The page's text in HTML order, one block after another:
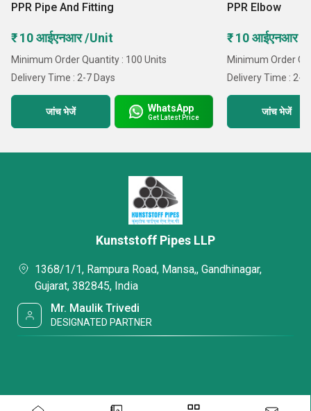
PPR Pipe And Fitting
₹ 10 आईएनआर /Unit
Minimum Order Quantity : 100 Units
Delivery Time : 2-7 Days
जांच भेजें WhatsApp
Get Latest Price
PPR Elbow
₹ 10 आईएनआर /
Minimum Order
Delivery Time : 2-7
जांच भेजें
Kunststoff Pipes LLP
1368/1/1, Rampura Road, Mansa,, Gandhinagar,
Gujarat, 382845, India
Mr. Maulik Trivedi
DESIGNATED PARTNER